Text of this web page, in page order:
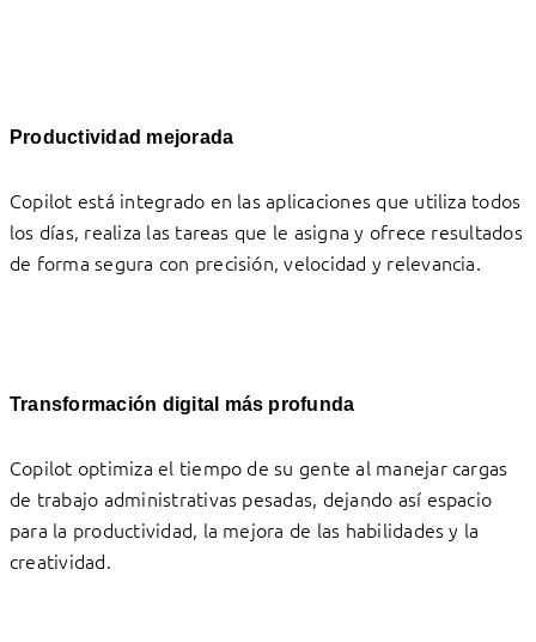
Productividad mejorada
Copilot está integrado en las aplicaciones que utiliza todos
los días, realiza las tareas que le asigna y ofrece resultados
de forma segura con precisión, velocidad y relevancia.
Transformación digital más profunda
Copilot optimiza el tiempo de su gente al manejar cargas
de trabajo administrativas pesadas, dejando así espacio
para la productividad, la mejora de las habilidades y la
creatividad.